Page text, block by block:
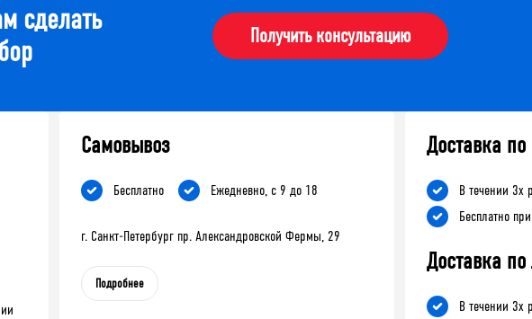
сделать
Получить консультацию
Самовывоз
Бесплатно Ежедневно, с 9 до 18
г. Санкт-Петербург пр. Александровской Фермы, 29
Подробнее
Доставка
В течении 3х
Бесплатно
Доставка
В течении 3х